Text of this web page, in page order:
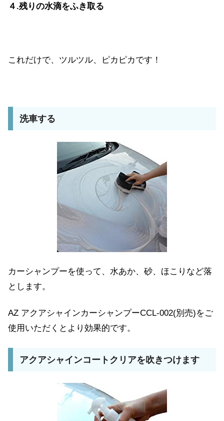
４.残りの水滴をふき取る
これだけで、ツルツル、ピカピカです！
洗車する
カーシャンプーを使って、水あか、砂、ほこりなど落
とします。
AZ アクアシャインカーシャンプーCCL-002(別売)をご
使用いただくとより効果的です。
アクアシャインコートクリアを吹きつけます